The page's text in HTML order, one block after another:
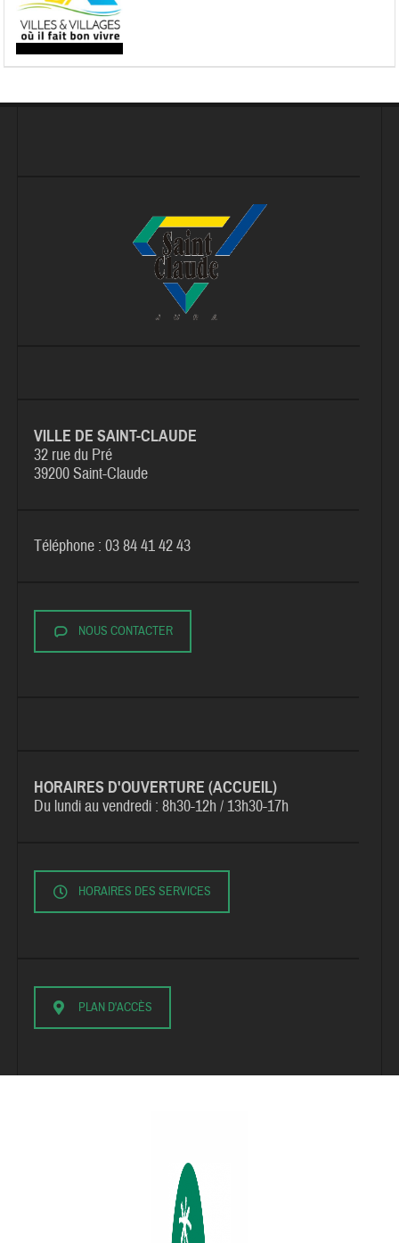
VILLE DE SAINT-CLAUDE
32 rue du Pré
39200 Saint-Claude
Téléphone : 03 84 41 42 43
NOUS CONTACTER
HORAIRES D'OUVERTURE (ACCUEIL)
Du lundi au vendredi :8h30-12h / 13h30-17h
HORAIRES DES SERVICES
PLAN D'ACCÈS